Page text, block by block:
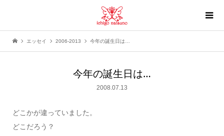
エッセイ 2006-2013 今年の誕生日は…
今年の誕生日は…
2008.07.13
どこかが違っていました。
どこだろう？